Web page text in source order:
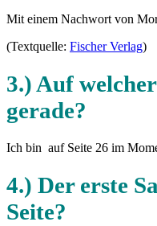
Mit einem Nachwort von
(Textquelle: Fischer Verlag)
3.) Auf
gerade?
Ich bin auf Seite 26 im
4.) Der erste
Seite?